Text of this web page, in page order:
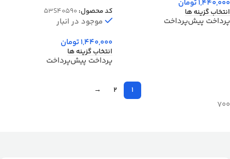
1,440,000تومان
انتخاب گزینه ها
پرداخت پیش‌پرداخت
کد محصول:53S40590
موجود در انبار
1,440,000تومان
انتخاب گزینه ها
پرداخت پیش‌پرداخت
1
2
→
700